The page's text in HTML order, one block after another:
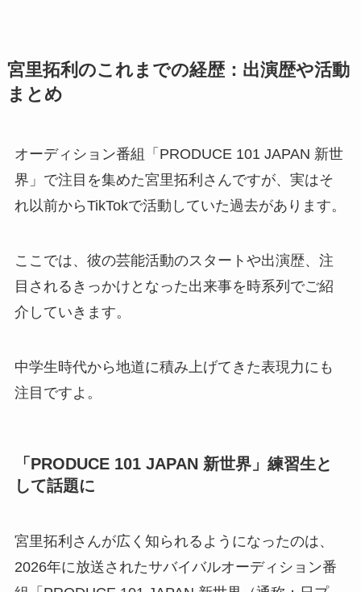
宮里拓利のこれまでの経歴：出演歴や活動
まとめ
オーディション番組「PRODUCE 101 JAPAN 新世
界」で注目を集めた宮里拓利さんですが、実はそ
れ以前からTikTokで活動していた過去があります。
ここでは、彼の芸能活動のスタートや出演歴、注
目されるきっかけとなった出来事を時系列でご紹
介していきます。
中学生時代から地道に積み上げてきた表現力にも
注目ですよ。
「PRODUCE 101 JAPAN 新世界」練習生と
して話題に
宮里拓利さんが広く知られるようになったのは、
2026年に放送されたサバイバルオーディション番